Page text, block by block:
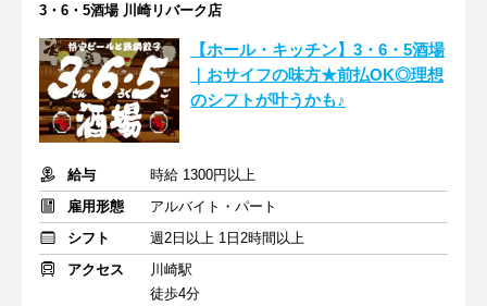
3・6・5酒場 川崎リバーク店
【ホール・キッチン】3・6・5酒場
｜おサイフの味方★前払OK◎理想
のシフトが叶うかも♪
給与
時給 1300円以上
雇用形態
アルバイト・パート
シフト
週2日以上 1日2時間以上
アクセス
川崎駅
徒歩4分